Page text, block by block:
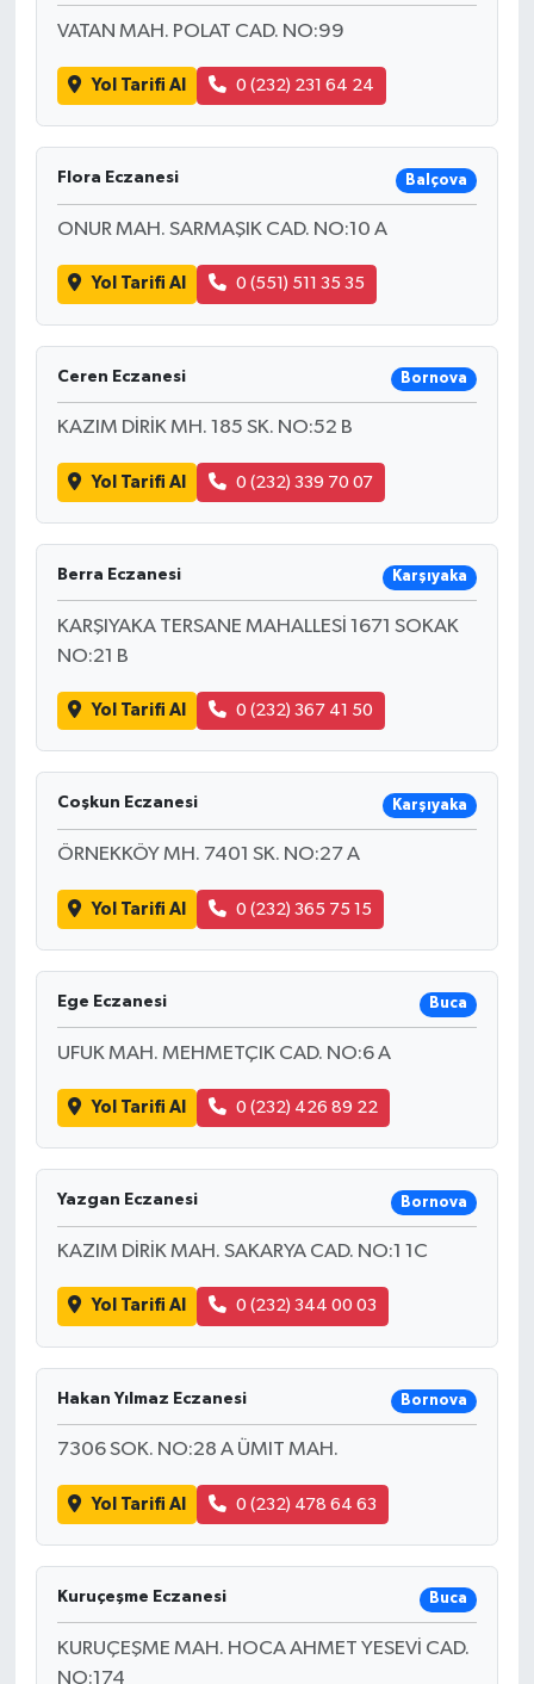
VATAN MAH. POLAT CAD. NO:99
Yol Tarifi Al 0 (232) 231 64 24
Flora Eczanesi Balçova
ONUR MAH. SARMAŞIK CAD. NO:10 A
Yol Tarifi Al 0 (551) 511 35 35
Ceren Eczanesi Bornova
KAZIM DİRİK MH. 185 SK. NO:52 B
Yol Tarifi Al 0 (232) 339 70 07
Berra Eczanesi Karşıyaka
KARŞIYAKA TERSANE MAHALLESİ 1671 SOKAK
NO:21 B
Yol Tarifi Al 0 (232) 367 41 50
Coşkun Eczanesi Karşıyaka
ÖRNEKKÖY MH. 7401 SK. NO:27 A
Yol Tarifi Al 0 (232) 365 75 15
Ege Eczanesi Buca
UFUK MAH. MEHMETÇIK CAD. NO:6 A
Yol Tarifi Al 0 (232) 426 89 22
Yazgan Eczanesi Bornova
KAZIM DİRİK MAH. SAKARYA CAD. NO:1 1C
Yol Tarifi Al 0 (232) 344 00 03
Hakan Yılmaz Eczanesi Bornova
7306 SOK. NO:28 A ÜMIT MAH.
Yol Tarifi Al 0 (232) 478 64 63
Kuruçeşme Eczanesi Buca
KURUÇEŞME MAH. HOCA AHMET YESEVİ CAD.
NO:174